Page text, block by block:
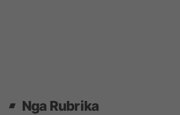
Nga Rubrika